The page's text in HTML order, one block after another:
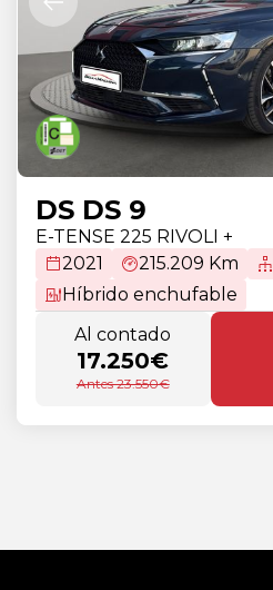
DS DS 9
E-TENSE 225 RIVOLI +
2021
215.209 Km
Híbrido enchufable
Al contado
17.250€
Antes 23.550€